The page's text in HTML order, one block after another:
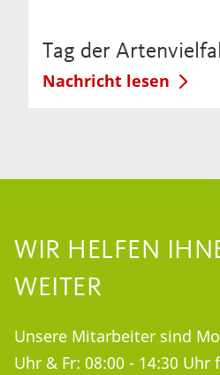
Tag der
Nachricht lesen
WIR HELFEN
WEITER
Unsere Mitarbeiter sind
Uhr & Fr: 08:00 - 14:30 Uhr